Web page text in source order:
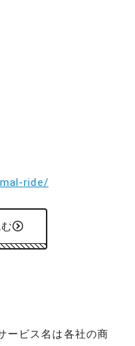
ride/
ービス名は各社の商